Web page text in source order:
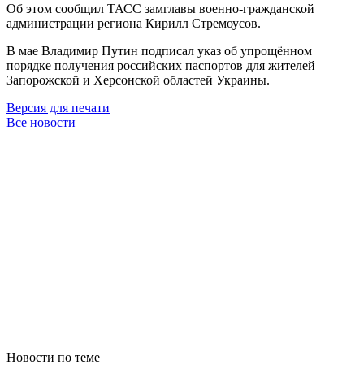
Об этом сообщил ТАСС замглавы военно-гражданской
администрации региона Кирилл Стремоусов.
В мае Владимир Путин подписал указ об упрощённом
порядке получения российских паспортов для жителей
Запорожской и Херсонской областей Украины.
Версия для печати
Все новости
Новости по теме